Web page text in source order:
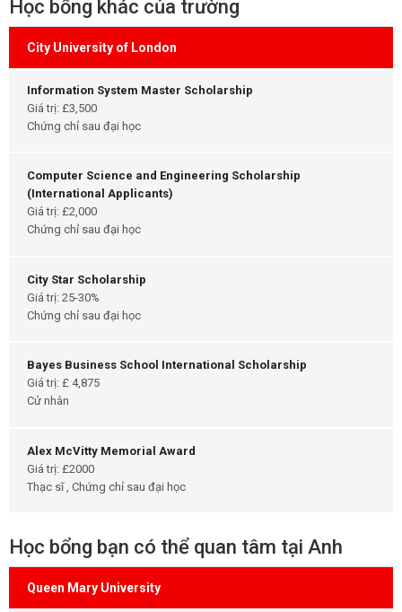
Học bổng khác của trường
City University of London
Information System Master Scholarship
Giá trị: £3,500
Chứng chỉ sau đại học
Computer Science and Engineering Scholarship
(International Applicants)
Giá trị: £2,000
Chứng chỉ sau đại học
City Star Scholarship
Giá trị: 25-30%
Chứng chỉ sau đại học
Bayes Business School International Scholarship
Giá trị: £ 4,875
Cử nhân
Alex McVitty Memorial Award
Giá trị: £2000
Thạc sĩ , Chứng chỉ sau đại học
Học bổng bạn có thể quan tâm tại Anh
Queen Mary University